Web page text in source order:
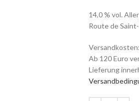
14,0 % vol.
Route de
Ab 120 Euro
Lieferung